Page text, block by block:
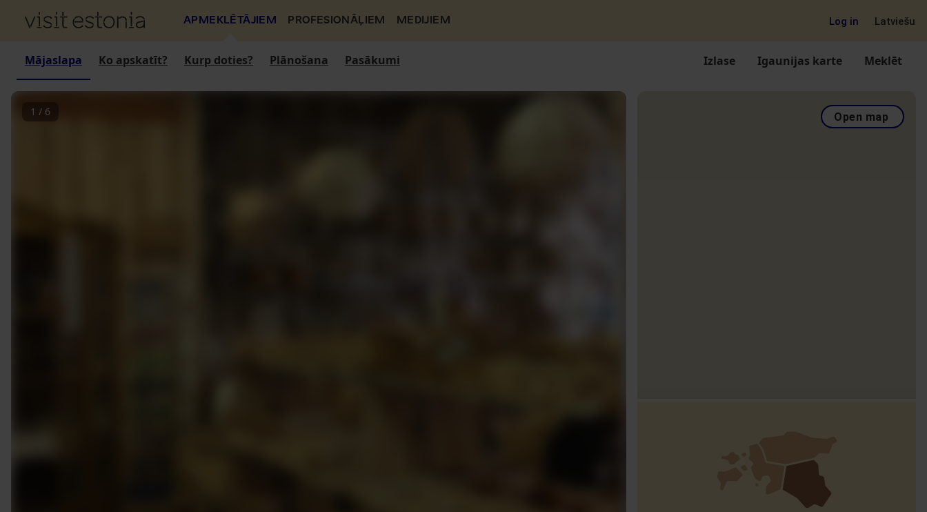
APMEKLĒTĀJIEM PROFESIONĀĻIEM MEDIJIEM Log in Latviešu
Mājaslapa Ko apskatīt? Kurp doties? Plānošana Pasākumi Izlase Igaunijas karte Meklēt
1 / 6 Open map